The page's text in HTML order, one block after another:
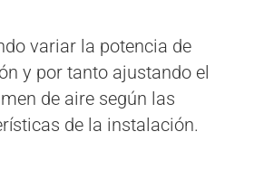
variar la potencia de
y por tanto ajustando el
de aire según las
de la instalación.